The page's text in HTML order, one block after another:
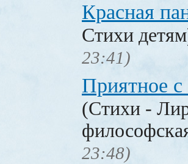
Красная
Стихи
23:41)
Приятное
(Стихи -
23:48)